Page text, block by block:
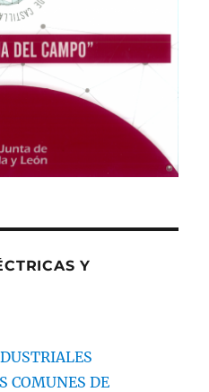
Y
COMUNES DE